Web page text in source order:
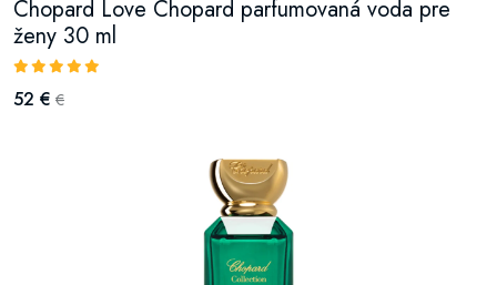
Chopard Love Chopard parfumovaná voda pre
ženy 30 ml
52 € €